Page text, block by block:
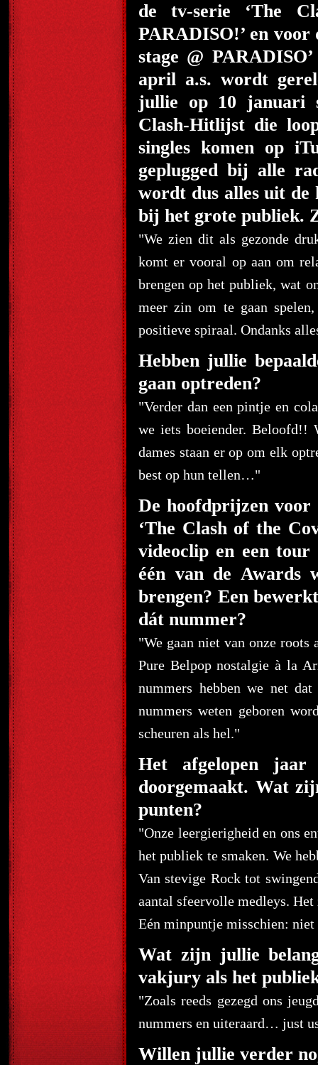
de tv-serie ‘The
PARADISO!’ en voor
stage @
april a.s. wordt
jullie op 10 januari
Clash-Hitlijst die
singles komen op
geplugged bij alle
wordt dus alles uit de
bij het grote publiek.
"We zien dit als gezonde
komt er vooral op aan om
brengen op het publiek, wat
meer zin om te gaan
positieve spiraal. Ondanks
Hebben jullie
gaan optreden?
"Verder dan een pintje en
we iets boeiender. Beloofd!!
dames staan er op om elk
best op hun tellen…"
De hoofdprijzen
‘The Clash of the
videoclip en een
één van de Awards
brengen? Een
dát nummer?
"We gaan niet van onze roots
Pure Belpop nostalgie à la
nummers hebben we net
nummers weten geboren
scheuren als hel."
Het afgelopen
doorgemaakt. Wat
punten?
"Onze leergierigheid en ons
het publiek te smaken. We
Van stevige Rock tot
aantal sfeervolle medleys.
Eén minpuntje misschien:
Wat zijn jullie
vakjury als het
"Zoals reeds gezegd ons
nummers en uiteraard… just
Willen jullie verder